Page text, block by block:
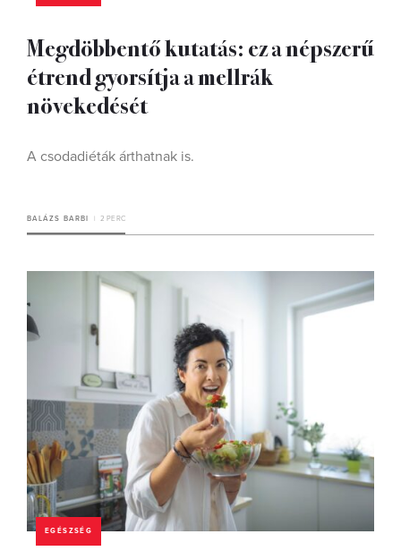
Megdöbbentő kutatás: ez a népszerű
étrend gyorsítja a mellrák
növekedését
A csodadiéták árthatnak is.
BALÁZS BARBI 2 PERC
EGÉSZSÉG